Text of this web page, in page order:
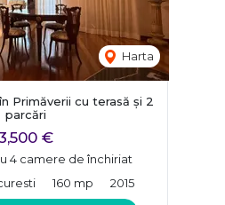
Harta
Primăverii cu terasă și 2
parcări
€
4 camere de închiriat
160 mp 2015